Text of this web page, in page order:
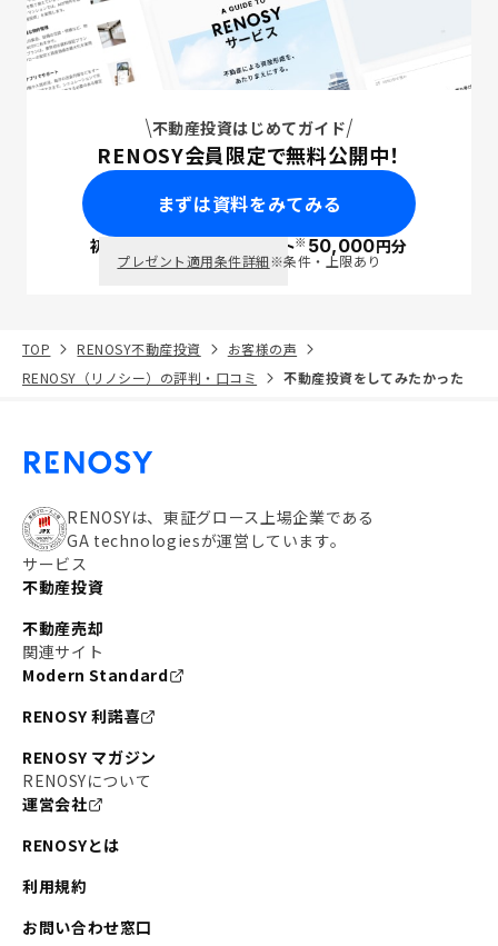
不動産投資はじめてガイド
RENOSY会員限定で無料公開中！
まずは資料をみてみる
初回面談で ポイント※50,000円分
プレゼント適用条件詳細※条件・上限あり
TOP RENOSY不動産投資
お客様の声
RENOSY（リノシー）の評判・口コミ
不動産投資をしてみたかった
RENOSYは、東証グロース上場企業である
GA technologiesが運営しています。
サービス
不動産投資
不動産売却
関連サイト
Modern Standard
RENOSY 利諾喜
RENOSY マガジン
RENOSYについて
運営会社
RENOSYとは
利用規約
お問い合わせ窓口